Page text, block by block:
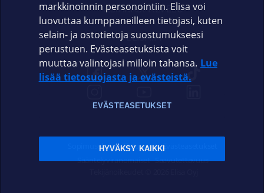
ASIAKASPALVELU
ELISA.FI
Sopimusehdot Tietosuoja Evästeasetukset
Sääntelyviranomaiset Saavutettavuus
markkinoinnin personointiin. Elisa voi
luovuttaa kumppaneilleen tietojasi, kuten
selain- ja ostotietoja suostumukseesi
perustuen. Evästeasetuksista voit
muuttaa valintojasi milloin tahansa. Lue
lisää tietosuojasta ja evästeistä.
EVÄSTEASETUKSET
HYVÄKSY KAIKKI